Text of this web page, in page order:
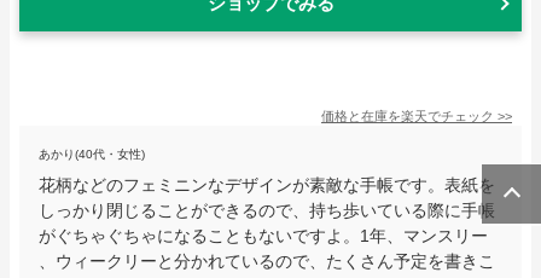
価格と在庫を楽天でチェック >>
あかり(40代・女性)
花柄などのフェミニンなデザインが素敵な手帳です。表紙を
しっかり閉じることができるので、持ち歩いている際に手帳
がぐちゃぐちゃになることもないですよ。1年、マンスリー
、ウィークリーと分かれているので、たくさん予定を書きこ